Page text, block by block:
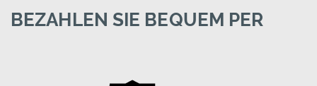
BEZAHLEN SIE BEQUEM PER